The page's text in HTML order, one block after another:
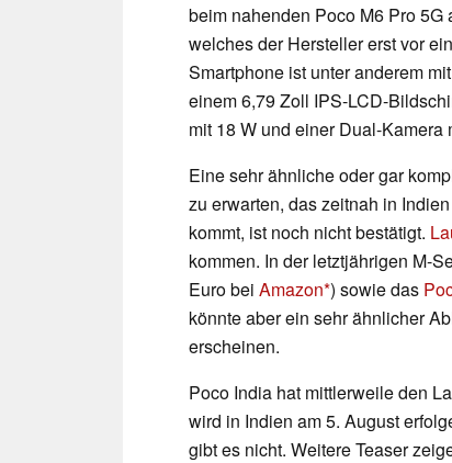
beim nahenden Poco M6 Pro
welches der Hersteller erst vor
Smartphone ist unter anderem
einem 6,79 Zoll IPS-LCD-
mit 18 W und einer Dual-
Eine sehr ähnliche oder gar
zu erwarten, das zeitnah in
kommt, ist noch nicht bestätigt.
kommen. In der letztjährigen M-
Euro bei Amazon ) sowie das
könnte aber ein sehr ähnlicher
erscheinen.
Poco India hat mittlerweile den
wird in Indien am 5. August
gibt es nicht. Weitere Teaser